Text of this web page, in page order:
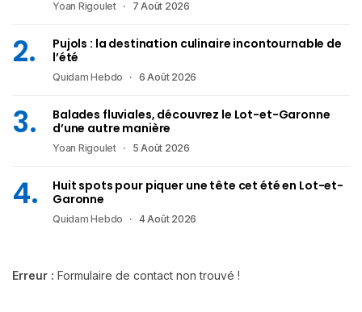
Yoan Rigoulet 7 Août 2026
Pujols : la destination culinaire incontournable de
l’été
Quidam Hebdo 6 Août 2026
Balades fluviales, découvrez le Lot-et-Garonne
d’une autre manière
Yoan Rigoulet 5 Août 2026
Huit spots pour piquer une tête cet été en Lot-et-
Garonne
Quidam Hebdo 4 Août 2026
Erreur : Formulaire de contact non trouvé !